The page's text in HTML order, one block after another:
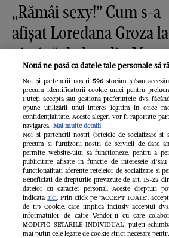
„Rămâi sexy!” Cum s-a
afișat Loredana Groza
piscină de lux din
după spectacolele verii
Nouă ne pasă ca datele tale personale să
Noi și partenerii noștri 596stocăm și/sau
precum identificatorii cookie unici pentru
Puteți accepta sau gestiona preferințele dvs.
opune utilizării unui interes legitim în orice
confidențialitate. Aceste alegeri vor fi raportate
navigarea. Mai multe detalii
Noi si partenerii nostri (retelele de socializare si
precum si furnizorii nostri de servicii de date
permite website-ului sa functioneze, pentru a
publicitare afisate in functie de interesele si/
functionalitati aferente retelelor de socializare si
Beneficiati de drepturile prevazute de art. 15-22
datelor cu caracter personal. Aceste drepturi
indicataaici. Prin click pe “ACCEPT TOATE”,
de tip Cookie, care implica inclusiv acceptul
informatiilor de catre Vendor-ii cu care
MODIFIC SETARILE INDIVIDUAL” puteti
mai putin cele legate de cookie strict necesare